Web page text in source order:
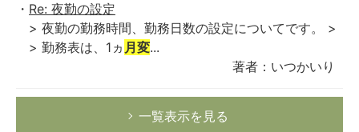
Re: 夜勤の設定
> 夜勤の勤務時間、勤務日数の設定についてです。 >
> 勤務表は、1ヵ 月変...
著者：いつかいり
一覧表示を見る